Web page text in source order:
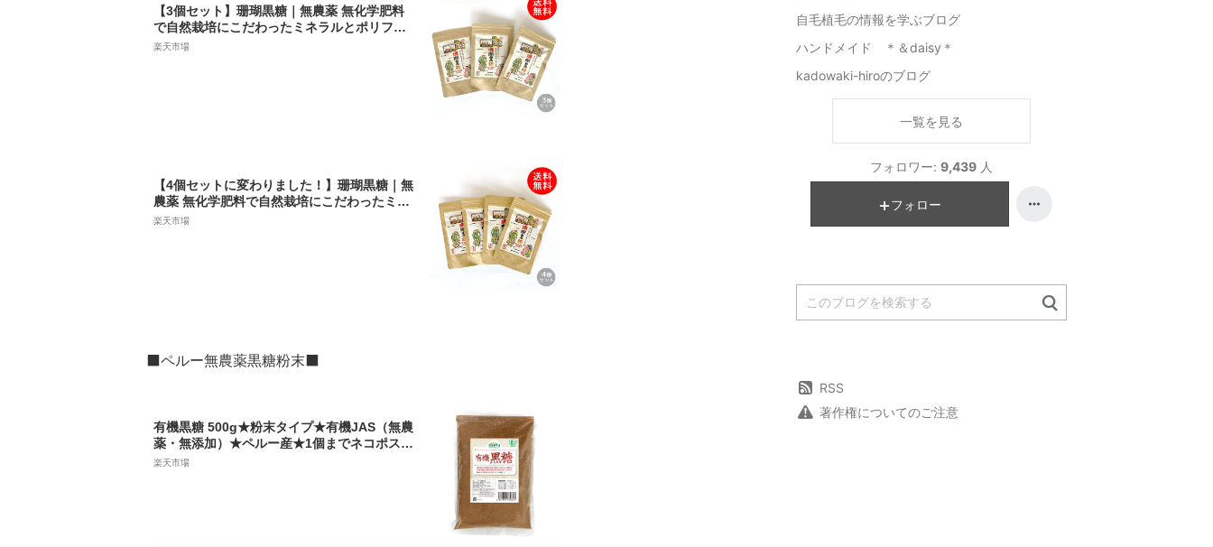
【3個セット】珊瑚黒糖｜無農薬 無化学肥料
で自然栽培にこだわったミネラルとポリフェ
ノール豊富な昔ながらの黒糖｜ギフトにおす
楽天市場
【4個セットに変わりました！】珊瑚黒糖｜無
農薬 無化学肥料で自然栽培にこだわったミネ
ラルとポリフェノール豊富な昔ながらの黒糖
楽天市場
⬛ペルー無農薬黒糖粉末⬛
有機黒糖 500g★粉末タイプ★有機JAS（無農
薬・無添加）★ペルー産★1個までネコポス便
可
楽天市場
自毛植毛の情報を学ぶブログ
ハンドメイド ＊＆daisy＊
kadowaki-hiroのブログ
一覧を見る
フォロワー: 9,439 人
フォロー
RSS
著作権についてのご注意